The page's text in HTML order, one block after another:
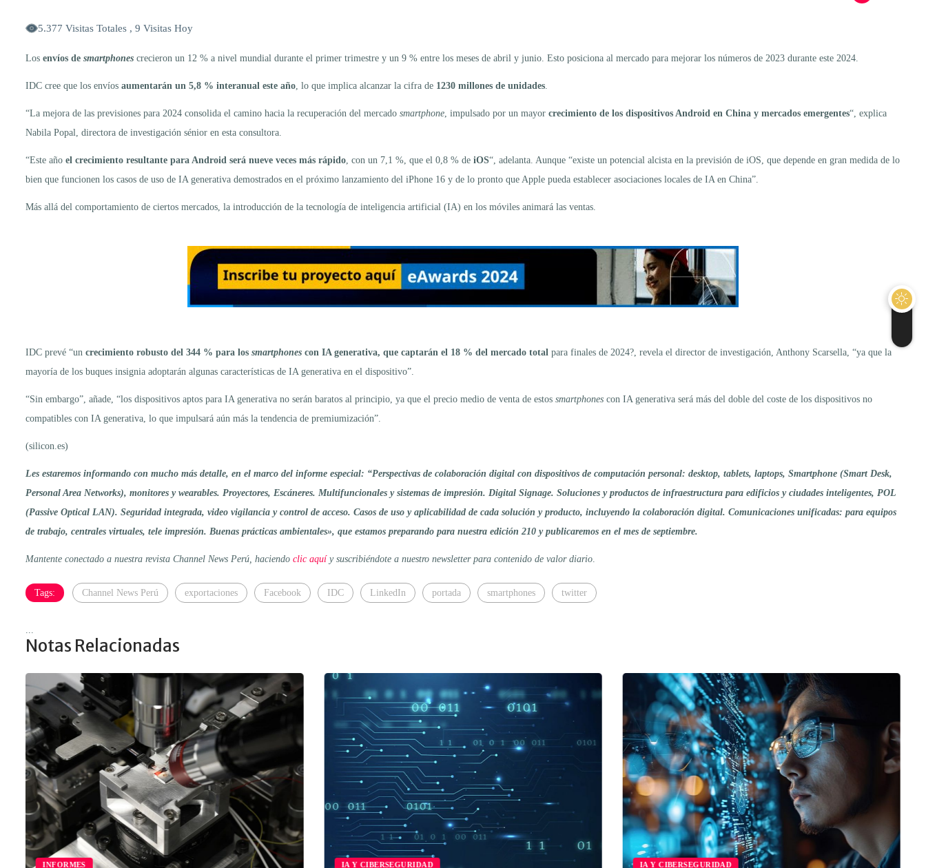
5.377 Visitas Totales , 9 Visitas Hoy
Los envíos de smartphones crecieron un 12 % a nivel mundial durante el primer trimestre y un 9 % entre los meses de abril y junio. Esto posiciona al mercado para mejorar los números de 2023 durante este 2024.
IDC cree que los envíos aumentarán un 5,8 % interanual este año , lo que implica alcanzar la cifra de 1230 millones de unidades
“La mejora de las previsiones para 2024 consolida el camino hacia la recuperación del mercado smartphone , impulsado por un mayor crecimiento de los dispositivos Android en China y mercados emergentes“, explica
Nabila Popal, directora de investigación sénior en esta consultora.
“Este año el crecimiento resultante para Android será nueve veces más rápido , con un 7,1 %, que el 0,8 % de iOS“, adelanta. Aunque “existe un potencial alcista en la previsión de iOS, que depende en gran medida de lo
bien que funcionen los casos de uso de IA generativa demostrados en el próximo lanzamiento del iPhone 16 y de lo pronto que Apple pueda establecer asociaciones locales de IA en China”.
Más allá del comportamiento de ciertos mercados, la introducción de la tecnología de inteligencia artificial (IA) en los móviles animará las ventas.
IDC prevé “un crecimiento robusto del 344 % para los smartphones con IA generativa, que captarán el 18 % del mercado total para finales de 2024?, revela el director de investigación, Anthony Scarsella, “ya que la
mayoría de los buques insignia adoptarán algunas características de IA generativa en el dispositivo”.
“Sin embargo”, añade, “los dispositivos aptos para IA generativa no serán baratos al principio, ya que el precio medio de venta de estos smartphones con IA generativa será más del doble del coste de los dispositivos no
compatibles con IA generativa, lo que impulsará aún más la tendencia de premiumización”.
(silicon.es)
Les estaremos informando con mucho más detalle, en el marco del informe especial: “Perspectivas de colaboración digital con dispositivos de computación personal: desktop, tablets, laptops, Smartphone (Smart Desk,
Personal Area Networks), monitores y wearables. Proyectores, Escáneres. Multifuncionales y sistemas de impresión. Digital Signage. Soluciones y productos de infraestructura para edificios y ciudades inteligentes, POL
(Passive Optical LAN). Seguridad integrada, video vigilancia y control de acceso. Casos de uso y aplicabilidad de cada solución y producto, incluyendo la colaboración digital. Comunicaciones unificadas: para equipos
de trabajo, centrales virtuales, tele impresión. Buenas prácticas ambientales», que estamos preparando para nuestra edición 210 y publicaremos en el mes de septiembre.
Mantente conectado a nuestra revista Channel News Perú, haciendo clic aquíy suscribiéndote a nuestro newsletter para contenido de valor diario
Tags: Channel News Perú exportaciones Facebook IDC LinkedIn portada smartphones twitter
Notas Relacionadas
INFORMES IA Y CIBERSEGURIDAD IA Y CIBERSEGURIDAD